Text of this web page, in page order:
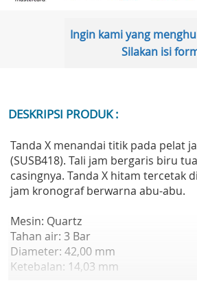
Ingin kami yang
Silakan isi
DESKRIPSI PRODUK :
Tanda X menandai titik pada pelat
(SUSB418). Tali jam bergaris biru
casingnya. Tanda X hitam tercetak
jam kronograf berwarna abu-abu.
Mesin: Quartz
Tahan air: 3 Bar
Diameter: 42,00 mm
Ketebalan: 14,03 mm